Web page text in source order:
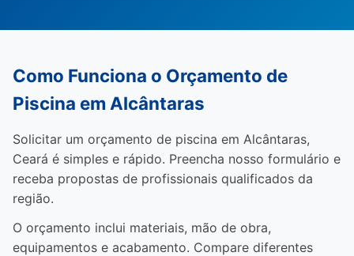
Como Funciona o Orçamento de
Piscina em Alcântaras
Solicitar um orçamento de piscina em Alcântaras,
Ceará é simples e rápido. Preencha nosso formulário e
receba propostas de profissionais qualificados da
região.
O orçamento inclui materiais, mão de obra,
equipamentos e acabamento. Compare diferentes